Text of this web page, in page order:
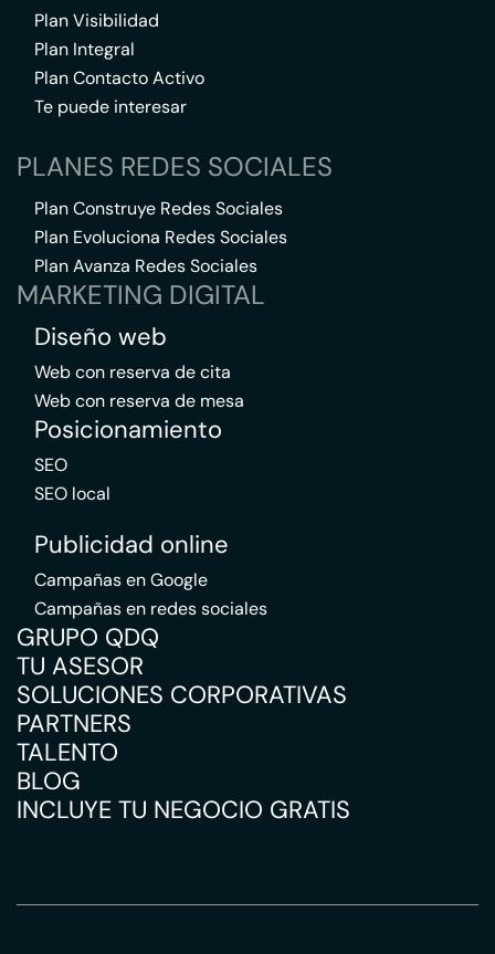
Plan Visibilidad
Plan Integral
Plan Contacto Activo
Te puede interesar
PLANES REDES SOCIALES
Plan Construye Redes Sociales
Plan Evoluciona Redes Sociales
Plan Avanza Redes Sociales
MARKETING DIGITAL
Diseño web
Web con reserva de cita
Web con reserva de mesa
Posicionamiento
SEO
SEO local
Publicidad online
Campañas en Google
Campañas en redes sociales
GRUPO QDQ
TU ASESOR
SOLUCIONES CORPORATIVAS
PARTNERS
TALENTO
BLOG
INCLUYE TU NEGOCIO GRATIS